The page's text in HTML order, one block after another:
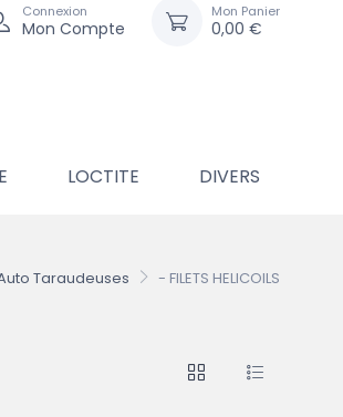
Connexion
Mon Compte
Mon Panier
0,00 €
LOCTITE DIVERS
Taraudeuses - FILETS HELICOILS